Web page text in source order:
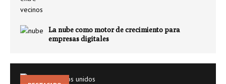
La nube como motor de crecimiento para
empresas digitales